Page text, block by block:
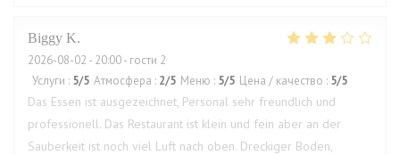
Biggy K
2026-08-02 - 20:00 - гости 2
Услуги : 5/5 Атмосфера : 2/5 Меню : 5/5 Цена / качество : 5/5
Das Essen ist ausgezeichnet, Personal sehr freundlich und
professionell. Das Restaurant ist klein und fein aber an der
Sauberkeit ist noch viel Luft nach oben. Dreckiger Boden,